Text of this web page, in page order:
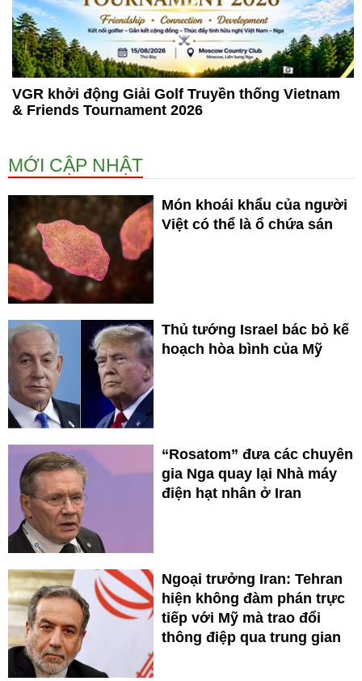
VGR khởi động Giải Golf Truyền thống Vietnam
& Friends Tournament 2026
MỚI CẬP NHẬT
Món khoái khẩu của người
Việt có thể là ổ chứa sán
Thủ tướng Israel bác bỏ kế
hoạch hòa bình của Mỹ
“Rosatom” đưa các chuyên
gia Nga quay lại Nhà máy
điện hạt nhân ở Iran
Ngoại trưởng Iran: Tehran
hiện không đàm phán trực
tiếp với Mỹ mà trao đổi
thông điệp qua trung gian